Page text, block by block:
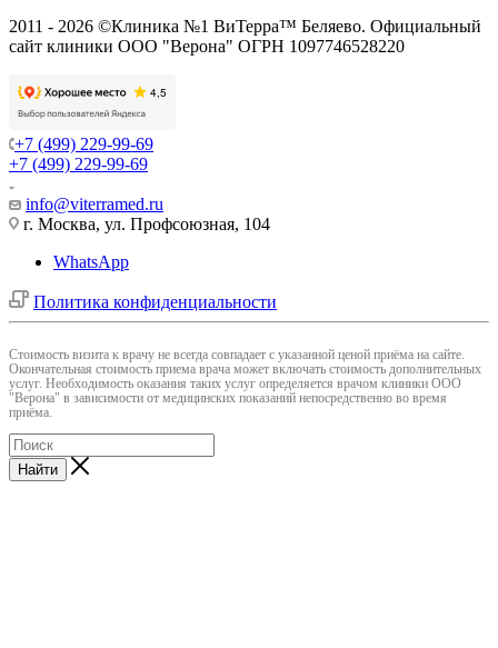
2011 - 2026 ©Клиника №1 ВиТерра™ Беляево. Официальный
сайт клиники ООО "Верона" ОГРН 1097746528220
+7 (499) 229-99-69
+7 (499) 229-99-69
info@viterramed.ru
г. Москва, ул. Профсоюзная, 104
WhatsApp
Политика конфиденциальности
Cтоимость визита к врачу не всегда совпадает с указанной ценой приёма на сайте.
Окончательная стоимость приема врача может включать стоимость дополнительных
услуг. Необходимость оказания таких услуг определяется врачом клиники ООО
"Верона" в зависимости от медицинских показаний непосредственно во время
приёма.
Найти